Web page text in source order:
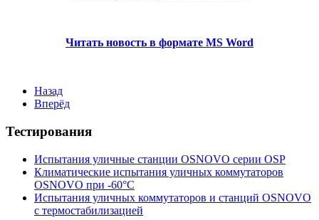
Читать новость в формате MS Word
Назад
Вперёд
Тестирования
Испытания уличные станции OSNOVO серии OSP
Климатические испытания уличных коммутаторов
OSNOVO при -60°C
Испытания уличных коммутаторов и станций OSNOVO
с термостабилизацией